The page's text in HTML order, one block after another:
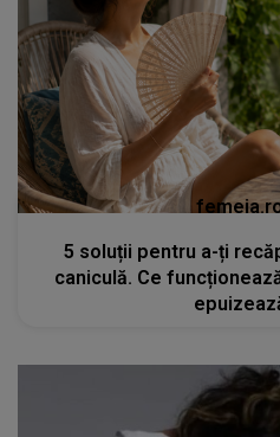
5 soluții pentru a-ți
caniculă. Ce